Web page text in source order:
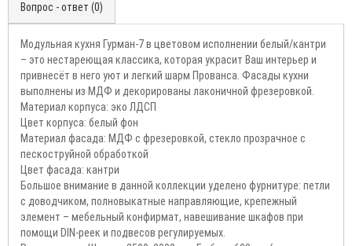
Вопрос - ответ (0)
Модульная кухня Гурман-7 в цветовом исполнении белый/кантри
– это нестареющая классика, которая украсит Ваш интерьер и
привнесёт в него уют и легкий шарм Прованса. Фасады кухни
выполнены из МДФ и декорированы лаконичной фрезеровкой.
Материал корпуса: эко ЛДСП
Цвет корпуса: белый фон
Материал фасада: МДФ с фрезеровкой, стекло прозрачное с
пескоструйной обработкой
Цвет фасада: кантри
Большое внимание в данной коллекции уделено фурнитуре: петли
с доводчиком, полновыкатные направляющие, крепежный
элемент – мебельный конфирмат, навешивание шкафов при
помощи DIN-реек и подвесов регулируемых.